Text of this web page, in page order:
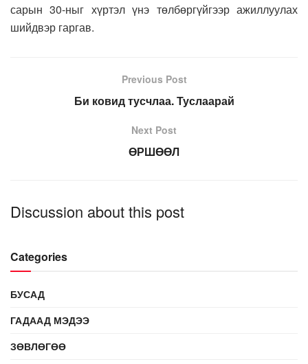
сарын 30-ныг хүртэл үнэ төлбөргүйгээр ажиллуулах
шийдвэр гаргав.
Previous Post
Би ковид тусчлаа. Туслаарай
Next Post
ӨРШӨӨЛ
Discussion about this post
Categories
БУСАД
ГАДААД МЭДЭЭ
ЗӨВЛӨГӨӨ